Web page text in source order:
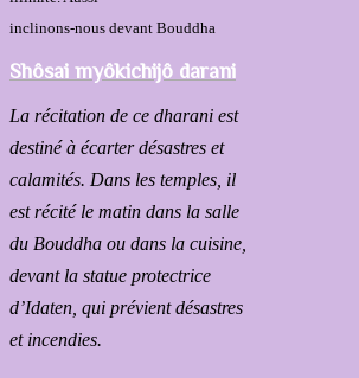
inclinons-nous devant Bouddha
Shôsai myôkichijô darani
La récitation de ce dharani est
destiné à écarter désastres et
calamités. Dans les temples, il
est récité le matin dans la salle
du Bouddha ou dans la cuisine,
devant la statue protectrice
d’Idaten, qui prévient désastres
et incendies.